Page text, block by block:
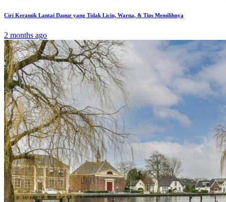
Ciri Keramik Lantai Dapur yang Tidak Licin, Warna, & Tips Memilihnya
2 months ago